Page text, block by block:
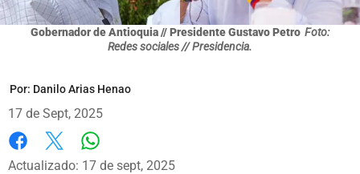
Gobernador de Antioquia // Presidente Gustavo Petro Foto:
Redes sociales // Presidencia.
Por: Danilo Arias Henao
17 de Sept, 2025
Facebook
X
Actualizado: 17 de sept, 2025